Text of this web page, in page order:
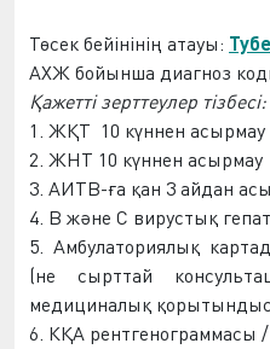
Төсек бейінінің атауы:
АХЖ бойынша диагноз
Қажетті зерттеулер тізбесі:
1. ЖҚТ 10 күннен асырмау
2. ЖНТ 10 күннен асырмау
3. АИТВ-ға қан 3 айдан
4. В және С вирустық
5. Амбулаториялық
(не сырттай
медициналық
6. КҚА рентгенограммасы /